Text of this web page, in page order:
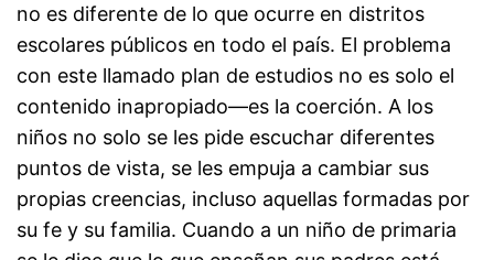
no es diferente de lo que ocurre en distritos
escolares públicos en todo el país. El problema
con este llamado plan de estudios no es solo el
contenido inapropiado—es la coerción. A los
niños no solo se les pide escuchar diferentes
puntos de vista, se les empuja a cambiar sus
propias creencias, incluso aquellas formadas por
su fe y su familia. Cuando a un niño de primaria